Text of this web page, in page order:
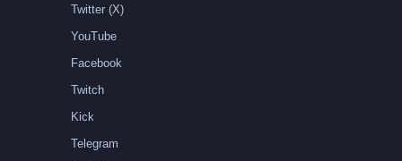
Twitter (X)
YouTube
Facebook
Twitch
Kick
Telegram